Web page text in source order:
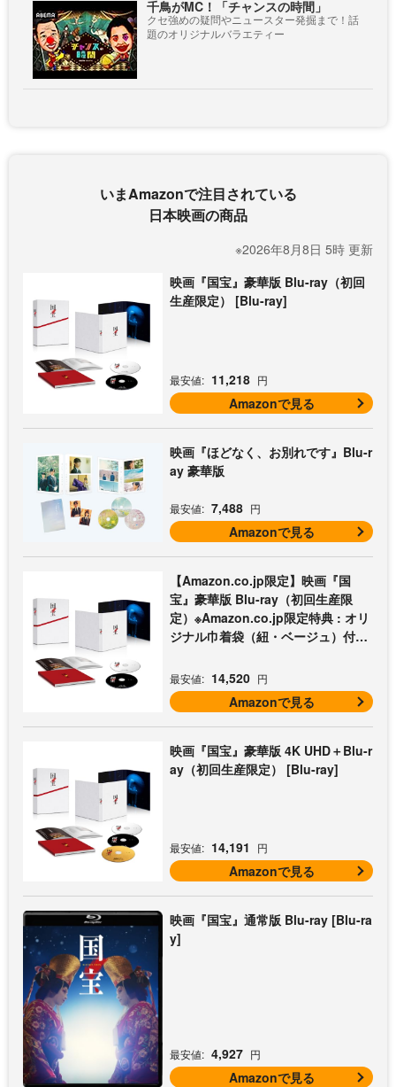
千鳥がMC！「チャンスの時間」
クセ強めの疑問やニュースター発掘まで！話
題のオリジナルバラエティー
いまAmazonで注目されている
日本映画の商品
※2026年8月8日 5時 更新
映画『国宝』豪華版 Blu-ray（初回
生産限定） [Blu-ray]
最安値: 11,218 円
Amazonで見る
映画『ほどなく、お別れです』Blu-r
ay 豪華版
最安値: 7,488 円
Amazonで見る
【Amazon.co.jp限定】映画『国
宝』豪華版 Blu-ray（初回生産限
定）※Amazon.co.jp限定特典 : オリ
ジナル巾着袋（紐・ベージュ）付き
最安値: 14,520 円
Amazonで見る
映画『国宝』豪華版 4K UHD＋Blu-r
ay（初回生産限定） [Blu-ray]
最安値: 14,191 円
Amazonで見る
映画『国宝』通常版 Blu-ray [Blu-ra
y]
最安値: 4,927 円
Amazonで見る